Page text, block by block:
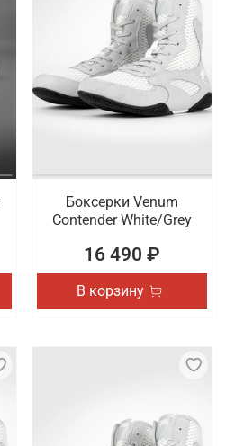
Боксерки Venum
Contender White/Grey
16 490 ₽
В корзину